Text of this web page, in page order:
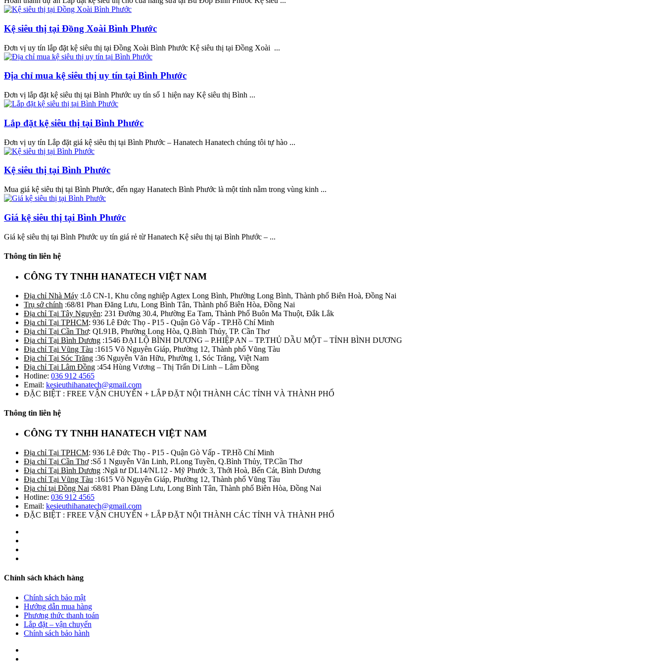
Kệ siêu thị tại Đồng Xoài Bình Phước
Đơn vị uy tín lắp đặt kệ siêu thị tại Đồng Xoài Bình Phước Kệ siêu thị tại Đồng Xoài ...
Địa chỉ mua kệ siêu thị uy tín tại Bình Phước
Đơn vị lắp đặt kệ siêu thị tại Bình Phước uy tín số 1 hiện nay Kệ siêu thị Bình ...
Lắp đặt kệ siêu thị tại Bình Phước
Đơn vị uy tín Lắp đặt giá kệ siêu thị tại Bình Phước – Hanatech Hanatech chúng tôi tự hào ...
Kệ siêu thị tại Bình Phước
Mua giá kệ siêu thị tại Bình Phước, đến ngay Hanatech Bình Phước là một tỉnh nằm trong vùng kinh ...
Giá kệ siêu thị tại Bình Phước
Giá kệ siêu thị tại Bình Phước uy tín giá rẻ từ Hanatech Kệ siêu thị tại Bình Phước – ...
Thông tin liên hệ
CÔNG TY TNHH HANATECH VIỆT NAM
Địa chỉ Nhà Máy :Lô CN-1, Khu công nghiệp Agtex Long Bình, Phường Long Bình, Thành phố Biên Hoà, Đồng Nai
Trụ sở chính :68/81 Phan Đăng Lưu, Long Bình Tân, Thành phố Biên Hòa, Đồng Nai
Địa chỉ Tại Tây Nguyên: 231 Đường 30.4, Phường Ea Tam, Thành Phố Buôn Ma Thuột, Đắk Lắk
Địa chỉ Tại TPHCM: 936 Lê Đức Thọ - P15 - Quận Gò Vấp - TP.Hồ Chí Minh
Địa chỉ Tại Cần Thơ: QL91B, Phường Long Hòa, Q.Bình Thủy, TP. Cần Thơ
Địa chỉ Tại Bình Dương :1546 ĐẠI LỘ BÌNH DƯƠNG – P.HIỆP AN – TP.THỦ DẦU MỘT – TỈNH BÌNH DƯƠNG
Địa chỉ Tại Vũng Tàu :1615 Võ Nguyên Giáp, Phường 12, Thành phố Vũng Tàu
Địa chỉ Tại Sóc Trăng :36 Nguyễn Văn Hữu, Phường 1, Sóc Trăng, Việt Nam
Địa chỉ Tại Lâm Đồng :454 Hùng Vương – Thị Trấn Di Linh – Lâm Đồng
Hotline: 036 912 4565
Email: kesieuthihanatech@gmail.com
ĐẶC BIỆT : FREE VẬN CHUYỂN + LẮP ĐẶT NỘI THÀNH CÁC TỈNH VÀ THÀNH PHỐ
Thông tin liên hệ
CÔNG TY TNHH HANATECH VIỆT NAM
Địa chỉ Tại TPHCM: 936 Lê Đức Thọ - P15 - Quận Gò Vấp - TP.Hồ Chí Minh
Địa chỉ Tại Cần Thơ:Số 1 Nguyễn Văn Linh, P.Long Tuyền, Q.Bình Thủy, TP.Cần Thơ
Địa chỉ Tại Bình Dương :Ngã tư DL14/NL12 - Mỹ Phước 3, Thới Hoà, Bến Cát, Bình Dương
Địa chỉ Tại Vũng Tàu :1615 Võ Nguyên Giáp, Phường 12, Thành phố Vũng Tàu
Địa chỉ tại Đồng Nai :68/81 Phan Đăng Lưu, Long Bình Tân, Thành phố Biên Hòa, Đồng Nai
Hotline: 036 912 4565
Email: kesieuthihanatech@gmail.com
ĐẶC BIỆT : FREE VẬN CHUYỂN + LẮP ĐẶT NỘI THÀNH CÁC TỈNH VÀ THÀNH PHỐ
Chính sách khách hàng
Chính sách bảo mật
Hướng dẫn mua hàng
Phương thức thanh toán
Lắp đặt – vận chuyển
Chính sách bảo hành